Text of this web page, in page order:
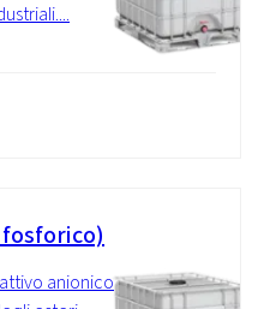
fosforico)
anionico